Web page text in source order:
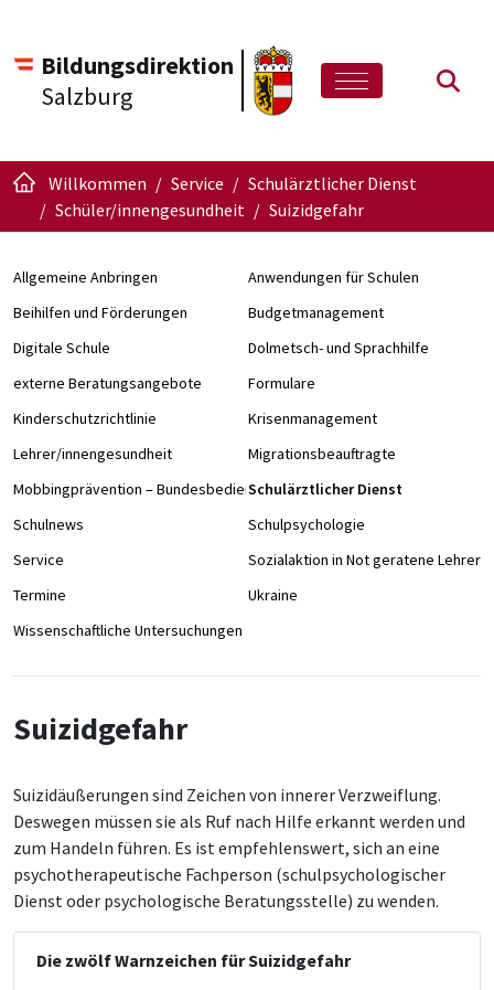
Bildungsdirektion
Salzburg
Willkommen Service
Schulärztlicher Dienst
Schüler/innengesundheit
Suizidgefahr
Allgemeine Anbringen
Anwendungen für Schulen
Beihilfen und Förderungen
Budgetmanagement
Digitale Schule
Dolmetsch- und Sprachhilfe
externe Beratungsangebote
Formulare
Kinderschutzrichtlinie
Krisenmanagement
Lehrer/innengesundheit
Migrationsbeauftragte
Mobbingprävention – Bundesbedienstete an Schulen
Schulärztlicher Dienst
Schulnews
Schulpsychologie
Service
Sozialaktion in Not geratene Lehrer/
Termine
Ukraine
Wissenschaftliche Untersuchungen
Suizidgefahr
Suizidäußerungen sind Zeichen von innerer Verzweiflung.
Deswegen müssen sie als Ruf nach Hilfe erkannt werden und
zum Handeln führen. Es ist empfehlenswert, sich an eine
psychotherapeutische Fachperson (schulpsychologischer
Dienst oder psychologische Beratungsstelle) zu wenden.
Die zwölf Warnzeichen für Suizidgefahr